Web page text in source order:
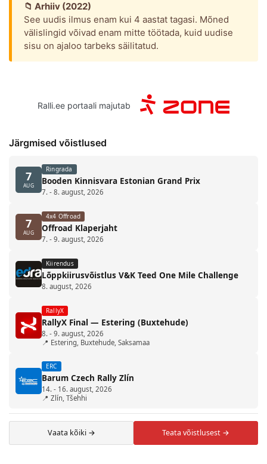
📁 Arhiiv (2022)
See uudis ilmus enam kui 4 aastat tagasi. Mõned
välislingid võivad enam mitte töötada, kuid uudise
sisu on ajaloo tarbeks säilitatud.
Ralli.ee portaali majutab
Järgmised võistlused
7
AUG
Ringrada
Booden Kinnisvara Estonian Grand Prix
7. - 8. august, 2026
7
AUG
4x4 Offroad
Offroad Klaperjaht
7. - 9. august, 2026
Kiirendus
Lõppkiirusvõistlus V&K Teed One Mile Challenge
8. august, 2026
RallyX
RallyX Final — Estering (Buxtehude)
8. - 9. august, 2026
📍 Estering, Buxtehude, Saksamaa
ERC
Barum Czech Rally Zlín
14. - 16. august, 2026
📍 Zlín, Tšehhi
Vaata kõiki → Teata võistlusest →